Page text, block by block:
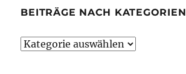
BEITRÄGE NACH KATEGORIEN
Beiträge